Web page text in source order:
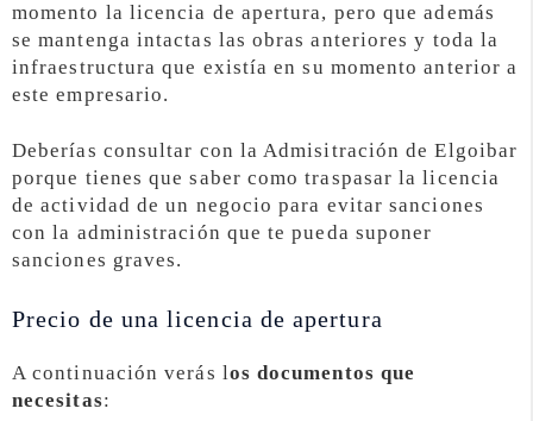
momento la licencia de apertura, pero que además
se mantenga intactas las obras anteriores y toda la
infraestructura que existía en su momento anterior a
este empresario.
Deberías consultar con la Admisitración de Elgoibar
porque tienes que saber como traspasar la licencia
de actividad de un negocio para evitar sanciones
con la administración que te pueda suponer
sanciones graves.
Precio de una licencia de apertura
A continuación verás los documentos que
necesitas: